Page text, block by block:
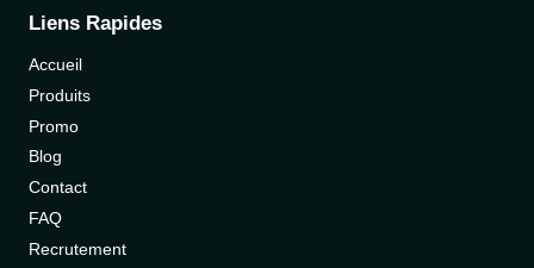
Liens Rapides
Accueil
Produits
Promo
Blog
Contact
FAQ
Recrutement